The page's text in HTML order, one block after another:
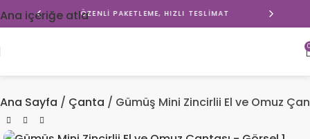
Ana içeriğe atlaÖZENLI PAKETLEME, HIZLI TESLIMAT
Ana Sayfa Çanta Gümüş Mini Zincirlii El ve Omuz